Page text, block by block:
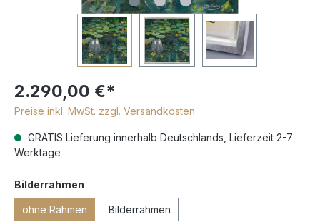
2.290,00 €*
Preise inkl. MwSt. zzgl. Versandkosten
GRATIS Lieferung innerhalb Deutschlands, Lieferzeit 2-7
Werktage
Bilderrahmen
ohne Rahmen Bilderrahmen